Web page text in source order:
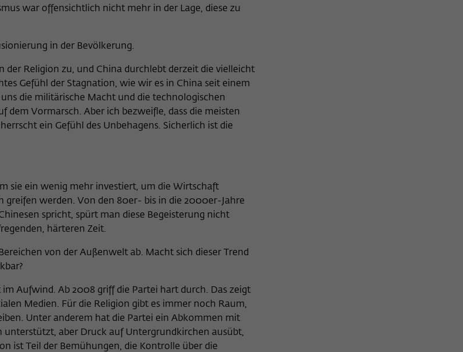
war offensichtlich nicht mehr in der Lage, diese zu
in der Bevölkerung.
der Religion zu, und China durchlebt derzeit die vielleicht
Gefühl der Stagnation, wie wir es in China seit einem
die militärische Macht und die technologischen
dem Vormarsch. Aber ich bezweifle, dass die meisten
ein Gefühl des Unbehagens. Sicherlich ist die
sie ein wenig mehr investiert, um die Wirtschaft
werden. Von den 80er- bis in die 2000er-Jahre
spricht, spürt man diese Begeisterung nicht
härteren Zeit.
von der Außenwelt ab. Macht sich dieser Trend
Aufwind. Ab 2008 griff die Partei hart durch. Das zeigt
Medien. Für die Religion gibt es immer noch Raum,
Unter anderem hat die Partei ein Abkommen mit
unterstützt, aber Druck auf Untergrundkirchen ausübt,
ist Teil der Bemühungen, die Kontrolle über die